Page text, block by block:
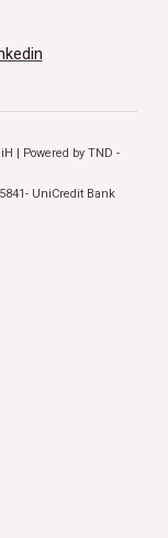
| Powered by TND -
UniCredit Bank